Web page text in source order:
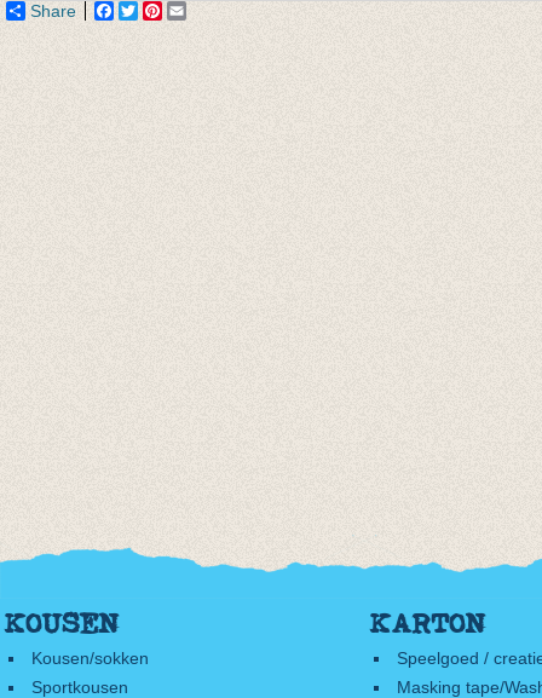
Share Facebook
TwitterPinterest
KOUSEN
Kousen/sokken
Sportkousen
KARTON
Speelgoed /
Masking tape/